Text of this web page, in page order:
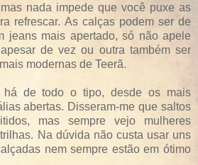
nada impede que você puxe as
refrescar. As calças podem ser de
jeans mais apertado, só não apele
de vez ou outra também ser
modernas de Teerã.
há de todo o tipo, desde os mais
abertas. Disseram-me que saltos
mas sempre vejo mulheres
Na dúvida não custa usar uns
nem sempre estão em ótimo